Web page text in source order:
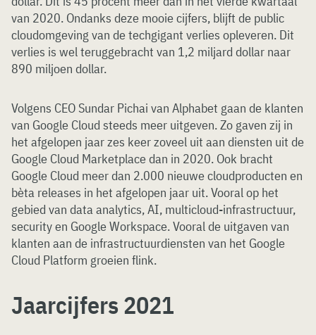
van 2020. Ondanks deze mooie cijfers, blijft de public
cloudomgeving van de techgigant verlies opleveren. Dit
verlies is wel teruggebracht van 1,2 miljard dollar naar
890 miljoen dollar.
Volgens CEO Sundar Pichai van Alphabet gaan de klanten
van Google Cloud steeds meer uitgeven. Zo gaven zij in
het afgelopen jaar zes keer zoveel uit aan diensten uit de
Google Cloud Marketplace dan in 2020. Ook bracht
Google Cloud meer dan 2.000 nieuwe cloudproducten en
bèta releases in het afgelopen jaar uit. Vooral op het
gebied van data analytics, AI, multicloud-infrastructuur,
security en Google Workspace. Vooral de uitgaven van
klanten aan de infrastructuurdiensten van het Google
Cloud Platform groeien flink.
Jaarcijfers 2021